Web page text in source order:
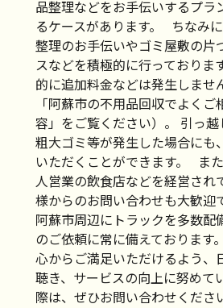
品整理などをお手伝いするプラ
るケースがあります。 ちなみ
整理のお手伝いやゴミ屋敷の片
スなどを積極的に行っておりま
的に追加料金などは発生しませ
「阿蘇市の不用品回収でよく
容」をご覧ください）。 引っ
粗大ゴミ等が発生した場合にも
いただくことができます。 ま
人営業の飲食店などを経営され
様からのお問い合わせも大歓迎
阿蘇市周辺にトラックを多数配
のご依頼に常に備えております
心からご満足いただけるよう、
聴き、サービスの向上に努めて
際は、ぜひお問い合わせくださ